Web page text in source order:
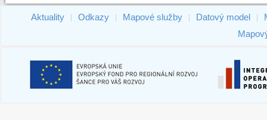
Aktuality Odkazy Mapové služby Datový model